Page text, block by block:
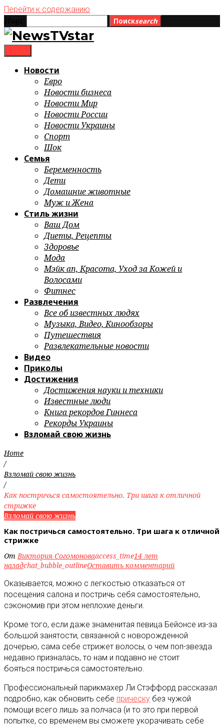
Перейти к содержанию
Поискsearch
Новости
Евро
Новости бизнеса
Новости Мир
Новости России
Новости Украины
Спорт
Шок
Семья
Беременность
Дети
Домашние животные
Муж и Жена
Стиль жизни
Ваш Дом
Диеты, Рецепты
Здоровье
Мода
Мэйк ап, Красота, Уход за Кожей и
Волосами
Фитнес
Развлечения
Все об известных людях
Музыка, Видео, Кинообзоры
Путешествия
Развлекательные новости
Видео
Приколы
Достижения
Достижения науки и техники
Известные люди
Книга рекордов Гиннеса
Рекорды Украины
Взломай свою жизнь
Home
/
Взломай свою жизнь
/
Как постричься самостоятельно. Три шага к отличной
стрижке
Взломай свою жизнь
Как постричься самостоятельно. Три шага к отличной
стрижке
ОтВиктория Согомоноваaccess_time14 лет
назадchat_bubble_outlineОставить комментарий
Оказывается, можно с легкостью отказаться от
посещения салона и постричь себя самостоятельно,
сэкономив при этом неплохие деньги.
Кроме того, если даже знаменитая певица Бейонсе из-за
большой занятости, связанной с новорожденной
дочерью, сама себе стрижет волосы, о чем поп-звезда
недавно призналась, то нам и подавно не стоит
бояться постричься самостоятельно.
Профессиональный парикмахер Ли Стэффорд рассказал
подробно, как обновить себе прическу без чужой
помощи всего лишь за полчаса (и то это при первой
попытке, со временем вы сможете укорачивать себе